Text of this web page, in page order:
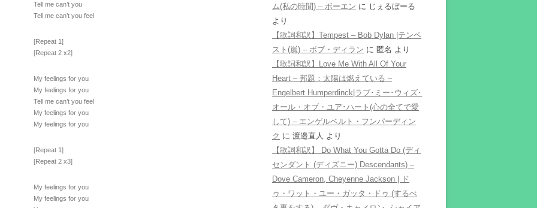
Tell me can’t you
Tell me can’t you feel
[Repeat 1]
[Repeat 2 x2]
My feelings for you
My feelings for you
Tell me can’t you feel
My feelings for you
My feelings for you
[Repeat 1]
[Repeat 2 x3]
My feelings for you
My feelings for you
ム(私の時間) – ボーエン に じぇるぼーる
より
【歌詞和訳】Tempest – Bob Dylan |テンペ
スト(嵐) – ボブ・ディラン に 匿名 より
【歌詞和訳】Love Me With All Of Your
Heart – 邦題：太陽は燃えている –
Engelbert Humperdinck|ラブ･ミー･ウィズ･
オール・オブ・ユア･ハート(心の全てで愛
して) – エンゲルベルト・フンパーディン
ク に 渡邉直人 より
【歌詞和訳】 Do What You Gotta Do (ディ
センダント (ディズニー) Descendants) –
Dove Cameron, Cheyenne Jackson | ド
ゥ・ワット・ユー・ガッタ・ドゥ (するべ